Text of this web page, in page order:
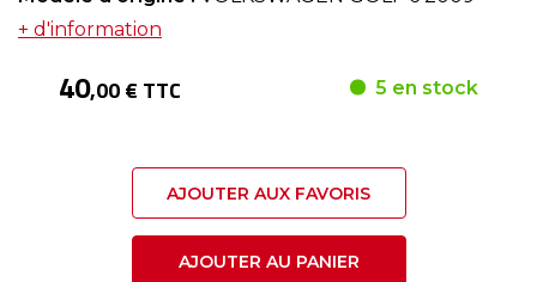
+ d'information
40,00 € TTC 5 en stock
AJOUTER AUX FAVORIS
AJOUTER AU PANIER